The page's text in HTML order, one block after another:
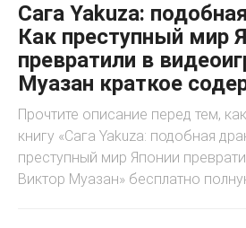
Сага Yakuza:
Как преступный мир
превратили в
Муазан краткое
Прочтите описание перед тем,
книгу «Сага Yakuza: подобная
преступный мир Японии
Виктор Муазан» бесплатно